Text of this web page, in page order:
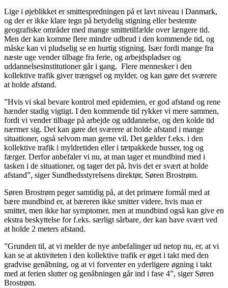
Lige i øjeblikket er smittespredningen på et lavt niveau i Danmark,
og der er ikke klare tegn på betydelig stigning eller bestemte
geografiske områder med mange smittetilfælde over længere tid.
Men der kan komme flere mindre udbrud i den kommende tid, og
måske kan vi pludselig se en hurtig stigning. Især fordi mange fra
næste uge vender tilbage fra ferie, og arbejdspladser og
uddannelsesinstitutioner går i gang. Flere mennesker i den
kollektive trafik giver trængsel og mylder, og kan gøre det sværere
at holde afstand.
”Hvis vi skal bevare kontrol med epidemien, er god afstand og rene
hænder stadig vigtigt. I den kommende tid rykker vi mere sammen,
fordi vi vender tilbage på arbejde og uddannelse, og den kolde tid
nærmer sig. Det kan gøre det sværere at holde afstand i mange
situationer, også selvom man gerne vil. Det gælder f.eks. i den
kollektive trafik i myldretiden eller i tætpakkede busser, tog og
færger. Derfor anbefaler vi nu, at man tager et mundbind med i
tasken i de situationer, og tager det på, hvis det er svært at holde
afstand”, siger Sundhedsstyrelsens direktør, Søren Brostrøm.
Søren Brostrøm peger samtidig på, at det primære formål med at
bære mundbind er, at bæreren ikke smitter videre, hvis man er
smittet, men ikke har symptomer, men at mundbind også kan give en
ekstra beskyttelse for f.eks. særligt sårbare, der kan have svært ved
at holde 2 meters afstand.
”Grunden til, at vi melder de nye anbefalinger ud netop nu, er, at vi
kan se at aktiviteten i den kollektive trafik er øget i takt med den
gradvise genåbning, og at vi forventer en yderligere øgning i takt
med at ferien slutter og genåbningen går ind i fase 4”, siger Søren
Brostrøm.